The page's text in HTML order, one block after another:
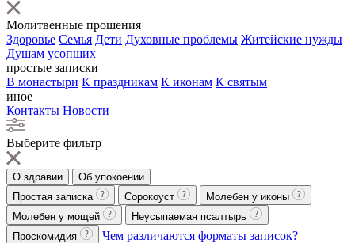
Молитвенные прошения
Здоровье Семья Дети Духовные проблемы Житейские нужды
Душам усопших
простые записки
В монастыри К праздникам К иконам К святым
иное
Контакты Новости
Выберите фильтр
О здравии
Об упокоении
Простая записка
Сорокоуст
Молебен у иконы
Молебен у мощей
Неусыпаемая псалтырь
Проскомидия
Чем различаются форматы записок?